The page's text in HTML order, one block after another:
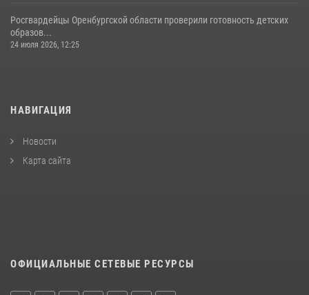
Росгвардейцы Оренбургской области проверили готовность детских
образов...
24 июля 2026, 12:25
НАВИГАЦИЯ
Новости
Карта сайта
ОФИЦИАЛЬНЫЕ СЕТЕВЫЕ РЕСУРСЫ